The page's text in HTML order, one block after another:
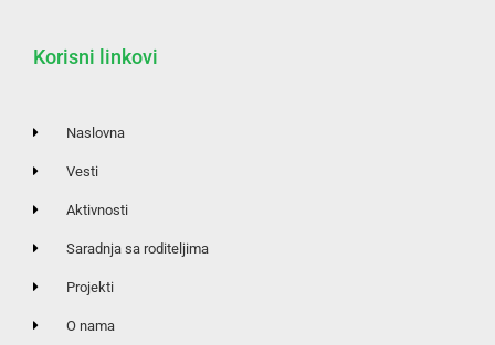
Korisni linkovi
Naslovna
Vesti
Aktivnosti
Saradnja sa roditeljima
Projekti
O nama